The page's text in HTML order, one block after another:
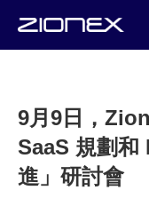
9月9日，
SaaS 規劃和
進」研討會